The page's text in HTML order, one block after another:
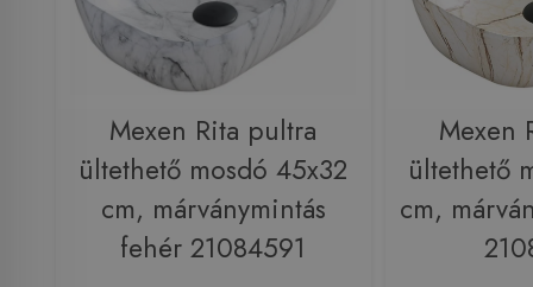
Mexen Rita pultra
ültethető mosdó 45x32
cm, márványmintás
fehér 21084591
Mexen
ültethető
cm,